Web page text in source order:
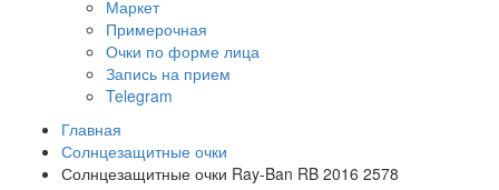
Маркет
Примерочная
Очки по форме лица
Запись на прием
Telegram
Главная
Солнцезащитные очки
Солнцезащитные очки Ray-Ban RB 2016 2578